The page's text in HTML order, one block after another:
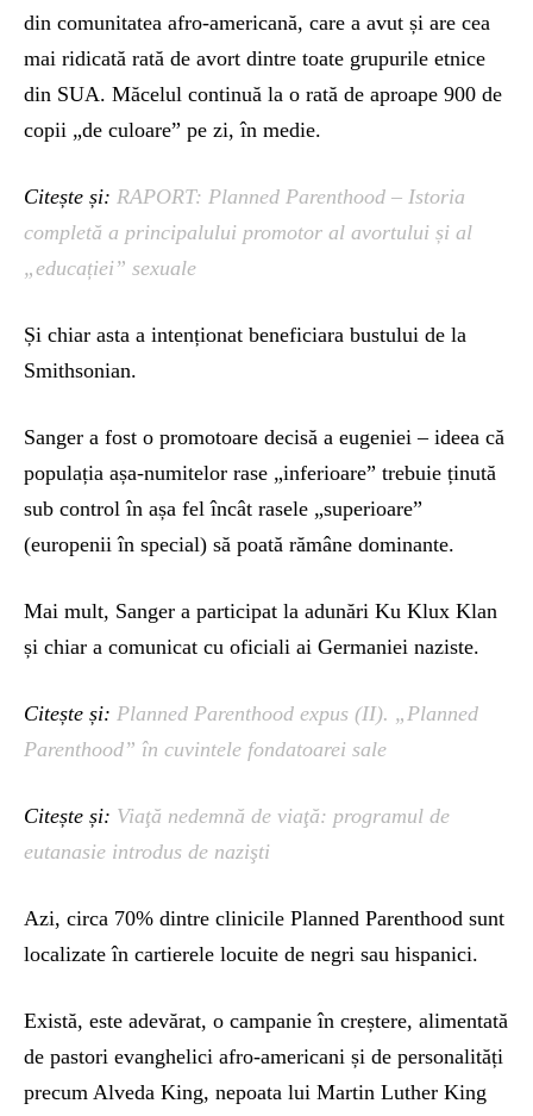
din comunitatea afro-americană, care a avut și are cea
mai ridicată rată de avort dintre toate grupurile etnice
din SUA. Măcelul continuă la o rată de aproape 900 de
copii „de culoare” pe zi, în medie.
Citește și: RAPORT: Planned Parenthood – Istoria
completă a principalului promotor al avortului și al
„educației” sexuale
Și chiar asta a intenționat beneficiara bustului de la
Smithsonian.
Sanger a fost o promotoare decisă a eugeniei – ideea că
populația așa-numitelor rase „inferioare” trebuie ținută
sub control în așa fel încât rasele „superioare”
(europenii în special) să poată rămâne dominante.
Mai mult, Sanger a participat la adunări Ku Klux Klan
și chiar a comunicat cu oficiali ai Germaniei naziste.
Citește și: Planned Parenthood expus (II). „Planned
Parenthood” în cuvintele fondatoarei sale
Citește și: Viaţă nedemnă de viaţă: programul de
eutanasie introdus de nazişti
Azi, circa 70% dintre clinicile Planned Parenthood sunt
localizate în cartierele locuite de negri sau hispanici.
Există, este adevărat, o campanie în creștere, alimentată
de pastori evanghelici afro-americani și de personalități
precum Alveda King, nepoata lui Martin Luther King